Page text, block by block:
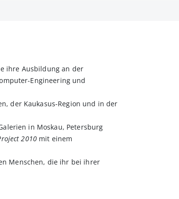
ihre Ausbildung an der
Engineering und
der Kaukasus-Region und in der
in Moskau, Petersburg
2010 mit einem
Menschen, die ihr bei ihrer